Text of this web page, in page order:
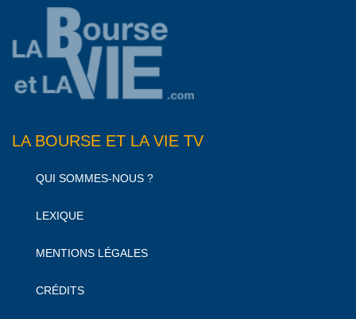
LA BOURSE ET LA VIE TV
QUI SOMMES-NOUS ?
LEXIQUE
MENTIONS LÉGALES
CRÉDITS